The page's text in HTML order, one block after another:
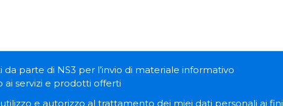
parte di NS3 per l’invio di materiale informativo
servizi e prodotti offerti
e autorizzo al trattamento dei miei dati personali ai fini